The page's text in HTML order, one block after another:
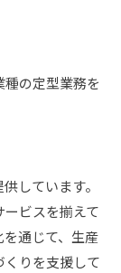
の定型業務を
しています。
ビスを揃えて
通じて、生産
りを支援して